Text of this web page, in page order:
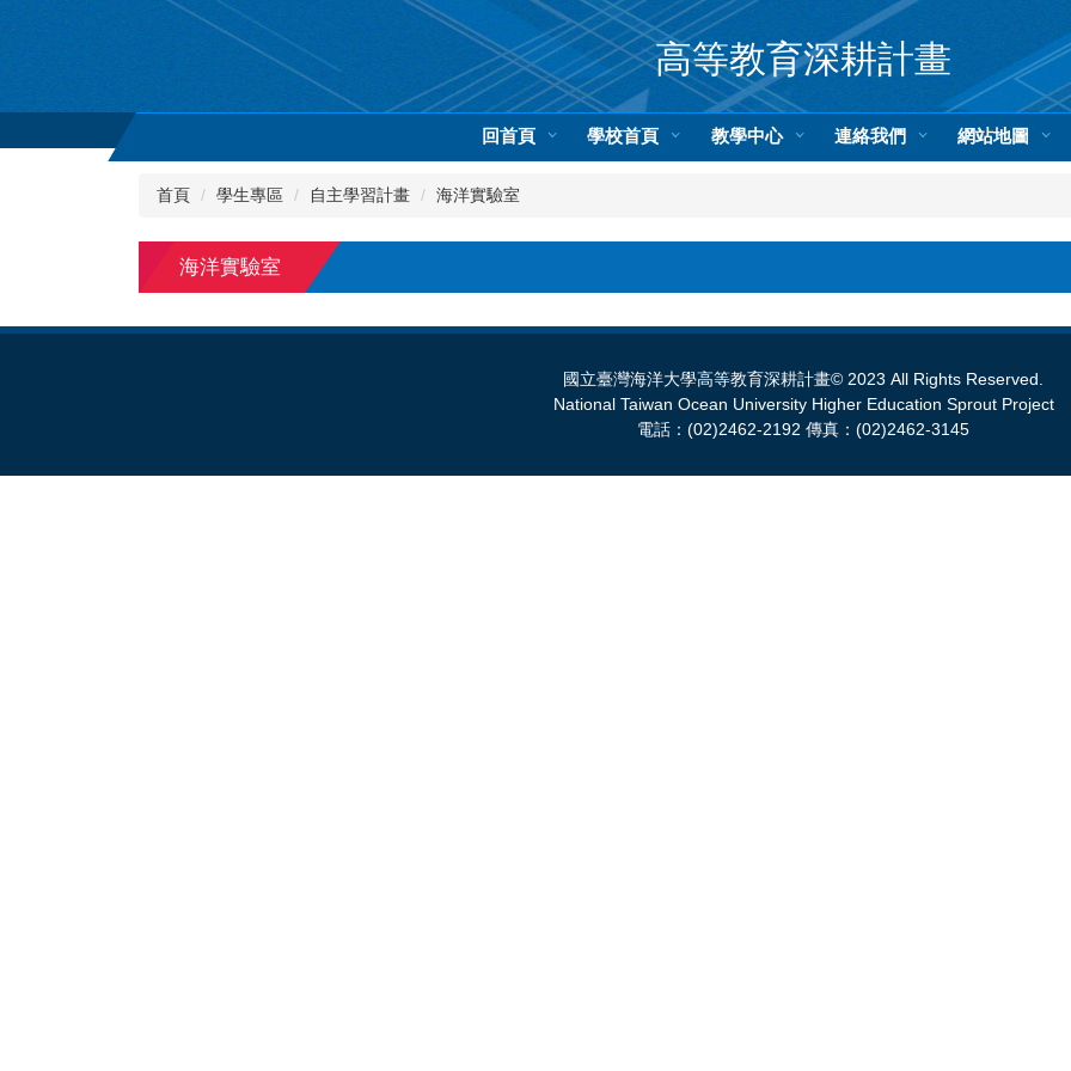
內
高等教育深耕計畫
回首頁 學校首頁 教學中心 連絡我們 網站地圖
首頁 學生專區 自主學習計畫 海洋實驗室
海洋實驗室
國立臺灣海洋大學高等教育深耕計畫© 2023 All Rights Reserved.
National Taiwan Ocean University Higher Education Sprout Project
電話：(02)2462-2192 傳真：(02)2462-3145